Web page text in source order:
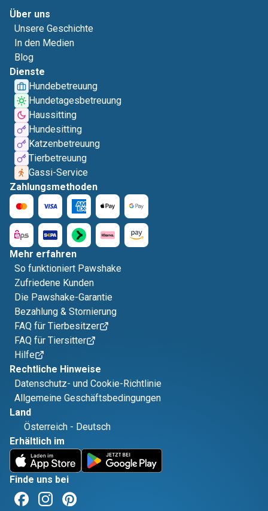
Über uns
Unsere Geschichte
In den Medien
Blog
Dienste
Hundebetreuung
Hundetagesbetreuung
Haussitting
Hundesitting
Katzenbetreuung
Tierbetreuung
Gassi-Service
Zahlungsmethoden
Mehr erfahren
So funktioniert Pawshake
Zufriedene Kunden
Die Pawshake-Garantie
Bezahlung & Stornierung
FAQ für Tierbesitzer
FAQ für Tiersitter
Hilfe
Rechtliche Hinweise
Datenschutz- und Cookie-Richtlinie
Allgemeine Geschäftsbedingungen
Land
Österreich - Deutsch
Erhältlich im
Finde uns bei